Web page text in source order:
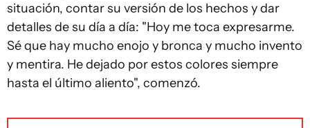
situación, contar su versión de los hechos y dar
detalles de su día a día: "Hoy me toca expresarme.
Sé que hay mucho enojo y bronca y mucho invento
y mentira. He dejado por estos colores siempre
hasta el último aliento", comenzó.